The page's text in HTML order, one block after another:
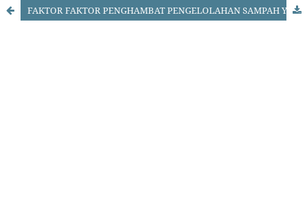
FAKTOR FAKTOR PENGHAMBAT PENGELOLAHAN SAMPAH YANG BERADA DI PASAR OEBA KOTA KUPANG NUSA TENGGARA TIMUR